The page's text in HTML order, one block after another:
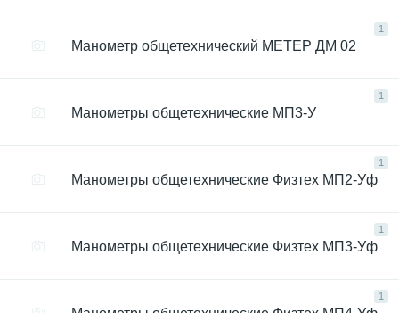
1
Манометр общетехнический МЕТЕР ДМ 02
1
Манометры общетехнические МП3-У
1
Манометры общетехнические Физтех МП2-Уф
1
Манометры общетехнические Физтех МП3-Уф
1